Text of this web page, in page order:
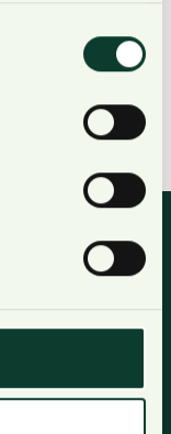
heleid
på skogeierens